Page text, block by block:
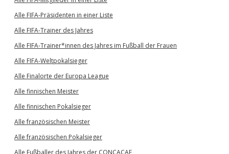
Alle FIFA-Präsidenten in einer Liste
Alle FIFA-Trainer des Jahres
Alle FIFA-Trainer*innen des Jahres im Fußball der Frauen
Alle FIFA-Weltpokalsieger
Alle Finalorte der Europa League
Alle finnischen Meister
Alle finnischen Pokalsieger
Alle französischen Meister
Alle französischen Pokalsieger
Alle Fußballer des Jahres der CONCACAF